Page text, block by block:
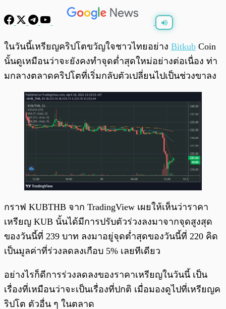
พร้อมเล่น
ในวันนี้เหรียญคริปโตขวัญใจชาวไทยอย่าง Bitkub Coin
นั้นดูเหมือนว่าจะยังคงทำจุดต่ำสุดใหม่อย่างต่อเนื่อง ท่า
มกลางตลาดคริปโตที่เริ่มกลับตัวเปลี่ยนไปเป็นช่วงขาลง
กราฟ KUBTHB จาก TradingView เผยให้เห็นว่าราคา
เหรียญ KUB นั้นได้มีการปรับตัวร่วงลงมาจากจุดสูงสุด
ของวันนี้ที่ 239 บาท ลงมาอยู่จุดต่ำสุดของวันนี้ที่ 220 คิด
เป็นมูลค่าที่ร่วงลดลงเกือบ 5% เลยทีเดียว
อย่างไรก็ดีการร่วงลดลงของราคาเหรียญในวันนี้ เป็น
เรื่องที่เหมือนว่าจะเป็นเรื่องที่ปกติ เมื่อมองดูไปที่เหรียญค
ริปโต ตัวอื่น ๆ ในตลาด